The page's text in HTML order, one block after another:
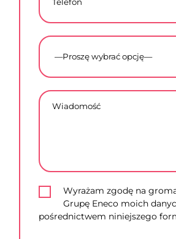
Wyrażam zgodę na
Grupę Eneco moich
pośrednictwem niniejszego